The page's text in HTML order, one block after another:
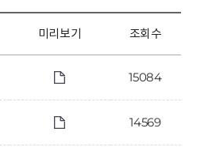
미리보기 조회수
15084
14569